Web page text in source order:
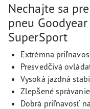
Nechajte sa
pneu
SuperSport
Extrémna
Presvedčivá
Vysoká jazdná
Zlepšené
Dobrá priľnavosť